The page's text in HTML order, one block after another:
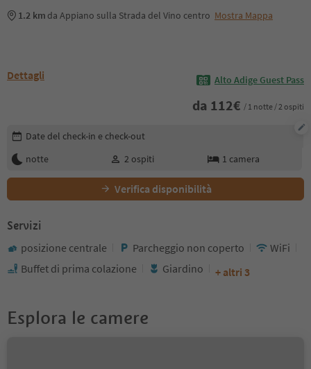
1.2 km da Appiano sulla Strada del Vino centro Mostra Mappa
Dettagli Alto Adige Guest Pass
da 112€ / 1 notte / 2 ospiti
Modifica i dettagli della prenotazione
Date del check-in e check-out
notte
2 ospiti 1 camera
Verifica disponibilità
Servizi
posizione centrale Parcheggio non coperto
WiFi
Buffet di prima colazione
Giardino + altri 3
Esplora le camere